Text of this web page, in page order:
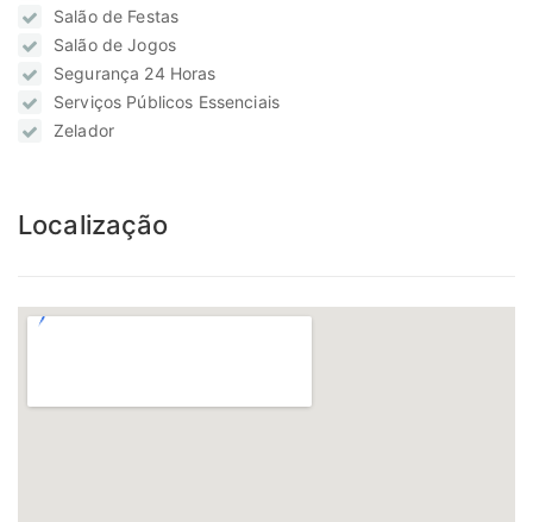
Salão de Festas
Salão de Jogos
Segurança 24 Horas
Serviços Públicos Essenciais
Zelador
Localização